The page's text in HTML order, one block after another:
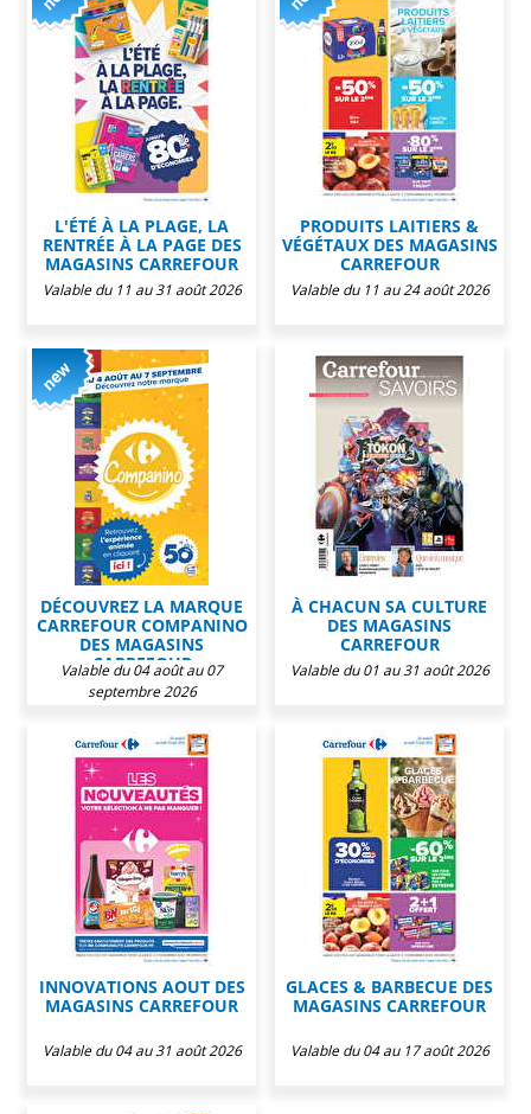
L'ÉTÉ À LA PLAGE, LA
RENTRÉE À LA PAGE DES
MAGASINS CARREFOUR
Valable du 11 au 31 août 2026
PRODUITS LAITIERS &
VÉGÉTAUX DES MAGASINS
CARREFOUR
Valable du 11 au 24 août 2026
DÉCOUVREZ LA MARQUE
CARREFOUR COMPANINO
DES MAGASINS
CARREFOUR
Valable du 04 août au 07
septembre 2026
À CHACUN SA CULTURE
DES MAGASINS
CARREFOUR
Valable du 01 au 31 août 2026
INNOVATIONS AOUT DES
MAGASINS CARREFOUR
Valable du 04 au 31 août 2026
GLACES & BARBECUE DES
MAGASINS CARREFOUR
Valable du 04 au 17 août 2026